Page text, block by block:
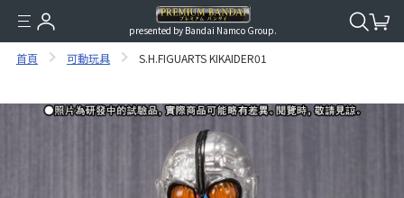
presented by Bandai Namco Group.
首頁 可動玩具 S.H.FIGUARTS KIKAIDER01